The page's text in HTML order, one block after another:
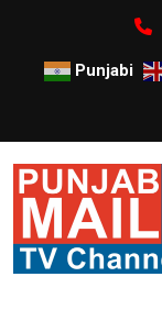
Punjabi